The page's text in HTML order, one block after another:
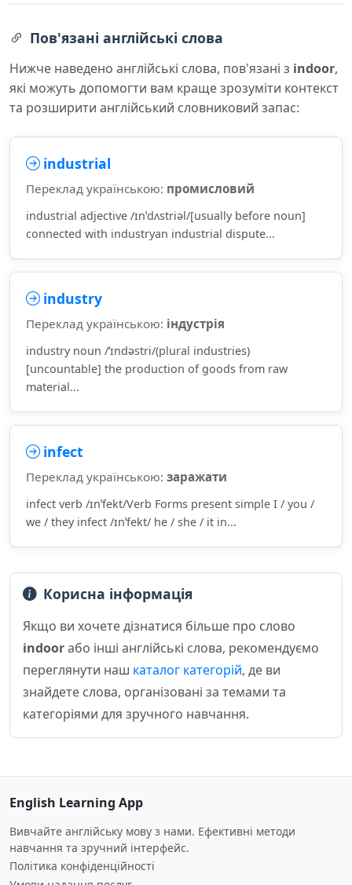
Пов'язані англійські слова
Нижче наведено англійські слова, пов'язані з indoor,
які можуть допомогти вам краще зрозуміти контекст
та розширити англійський словниковий запас:
industrial
Переклад українською: промисловий
industrial adjective /ɪnˈdʌstriəl/[usually before noun]
connected with industryan industrial dispute...
industry
Переклад українською: індустрія
industry noun /ˈɪndəstri/(plural industries)
[uncountable] the production of goods from raw
material...
infect
Переклад українською: заражати
infect verb /ɪnˈfekt/Verb Forms present simple I / you /
we / they infect /ɪnˈfekt/ he / she / it in...
Корисна інформація
Якщо ви хочете дізнатися більше про слово
indoorабо інші англійські слова, рекомендуємо
переглянути наш каталог категорій, де ви
знайдете слова, організовані за темами та
категоріями для зручного навчання.
English Learning App
Вивчайте англійську мову з нами. Ефективні методи
навчання та зручний інтерфейс.
Політика конфіденційності